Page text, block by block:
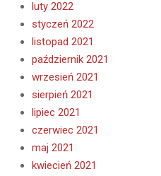
luty 2022
styczeń 2022
listopad 2021
październik 2021
wrzesień 2021
sierpień 2021
lipiec 2021
czerwiec 2021
maj 2021
kwiecień 2021